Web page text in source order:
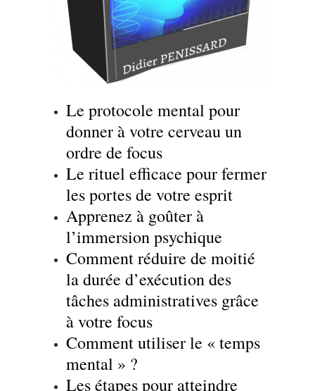
Le protocole mental pour
donner à votre cerveau un
ordre de focus
Le rituel efficace pour fermer
les portes de votre esprit
Apprenez à goûter à
l’immersion psychique
Comment réduire de moitié
la durée d’exécution des
tâches administratives grâce
à votre focus
Comment utiliser le « temps
mental » ?
Les étapes pour atteindre